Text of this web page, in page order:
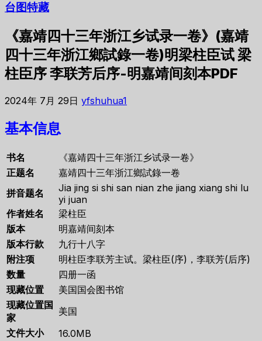
台图特藏
《嘉靖四十三年浙江乡试录一卷》(嘉靖
四十三年浙江鄉試錄一卷)明梁柱臣试 梁
柱臣序 李联芳后序-明嘉靖间刻本PDF
2024年 7月 29日 yfshuhua1
基本信息
书名
《嘉靖四十三年浙江乡试录一卷》
正题名
嘉靖四十三年浙江鄉試錄一卷
拼音题名
Jia jing si shi san nian zhe jiang xiang shi lu
yi juan
作者姓名
梁柱臣
版本
明嘉靖间刻本
版本行款
九行十八字
附注项
明柱臣李联芳主试。梁柱臣(序)，李联芳(后序)
数量
四册一函
现藏位置
美国国会图书馆
现藏位置国
家
美国
文件大小
16.0MB